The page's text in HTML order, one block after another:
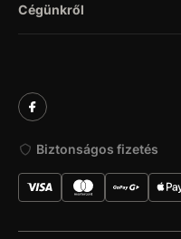
Cégünkről
Biztonságos fizetés